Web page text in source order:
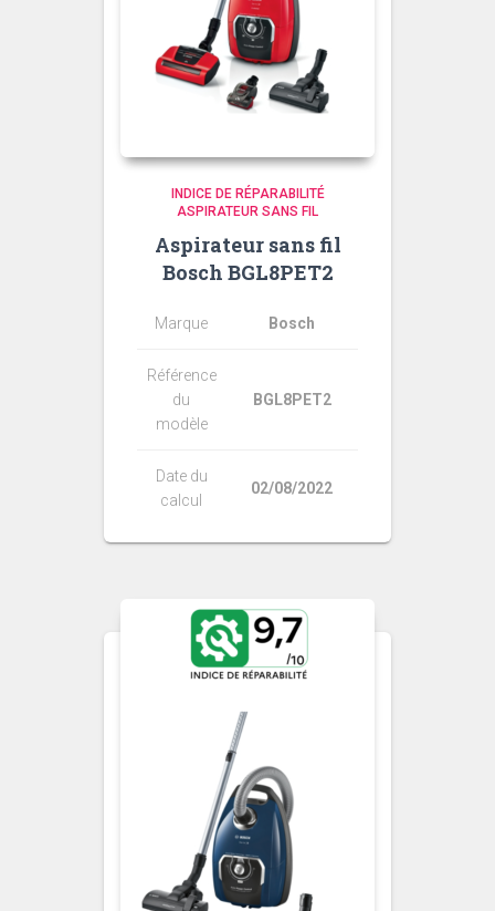
INDICE DE RÉPARABILITÉ
ASPIRATEUR SANS FIL
Aspirateur sans fil
Bosch BGL8PET2
Marque Bosch
Référence
du
modèle
BGL8PET2
Date du
calcul
02/08/2022